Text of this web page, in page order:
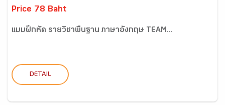
Price 78 Baht
แบบฝึกหัด รายวิชาพื้นฐาน ภาษาอังกฤษ TEAM...
DETAIL